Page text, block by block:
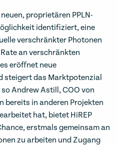
proprietären PPLN-
identifiziert, eine
verschränkter Photonen
an verschränkten
eröffnet neue
steigert das Marktpotenzial
Andrew Astill, COO von
bereits in anderen Projekten
hat, bietet HiREP
erstmals gemeinsam an
zu arbeiten und Zugang